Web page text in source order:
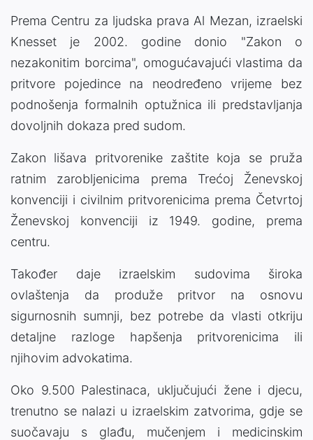
Prema Centru za ljudska prava Al Mezan, izraelski
Knesset je 2002. godine donio "Zakon o
nezakonitim borcima", omogućavajući vlastima da
pritvore pojedince na neodređeno vrijeme bez
podnošenja formalnih optužnica ili predstavljanja
dovoljnih dokaza pred sudom.
Zakon lišava pritvorenike zaštite koja se pruža
ratnim zarobljenicima prema Trećoj Ženevskoj
konvenciji i civilnim pritvorenicima prema Četvrtoj
Ženevskoj konvenciji iz 1949. godine, prema
centru.
Također daje izraelskim sudovima široka
ovlaštenja da produže pritvor na osnovu
sigurnosnih sumnji, bez potrebe da vlasti otkriju
detaljne razloge hapšenja pritvorenicima ili
njihovim advokatima.
Oko 9.500 Palestinaca, uključujući žene i djecu,
trenutno se nalazi u izraelskim zatvorima, gdje se
suočavaju s glađu, mučenjem i medicinskim